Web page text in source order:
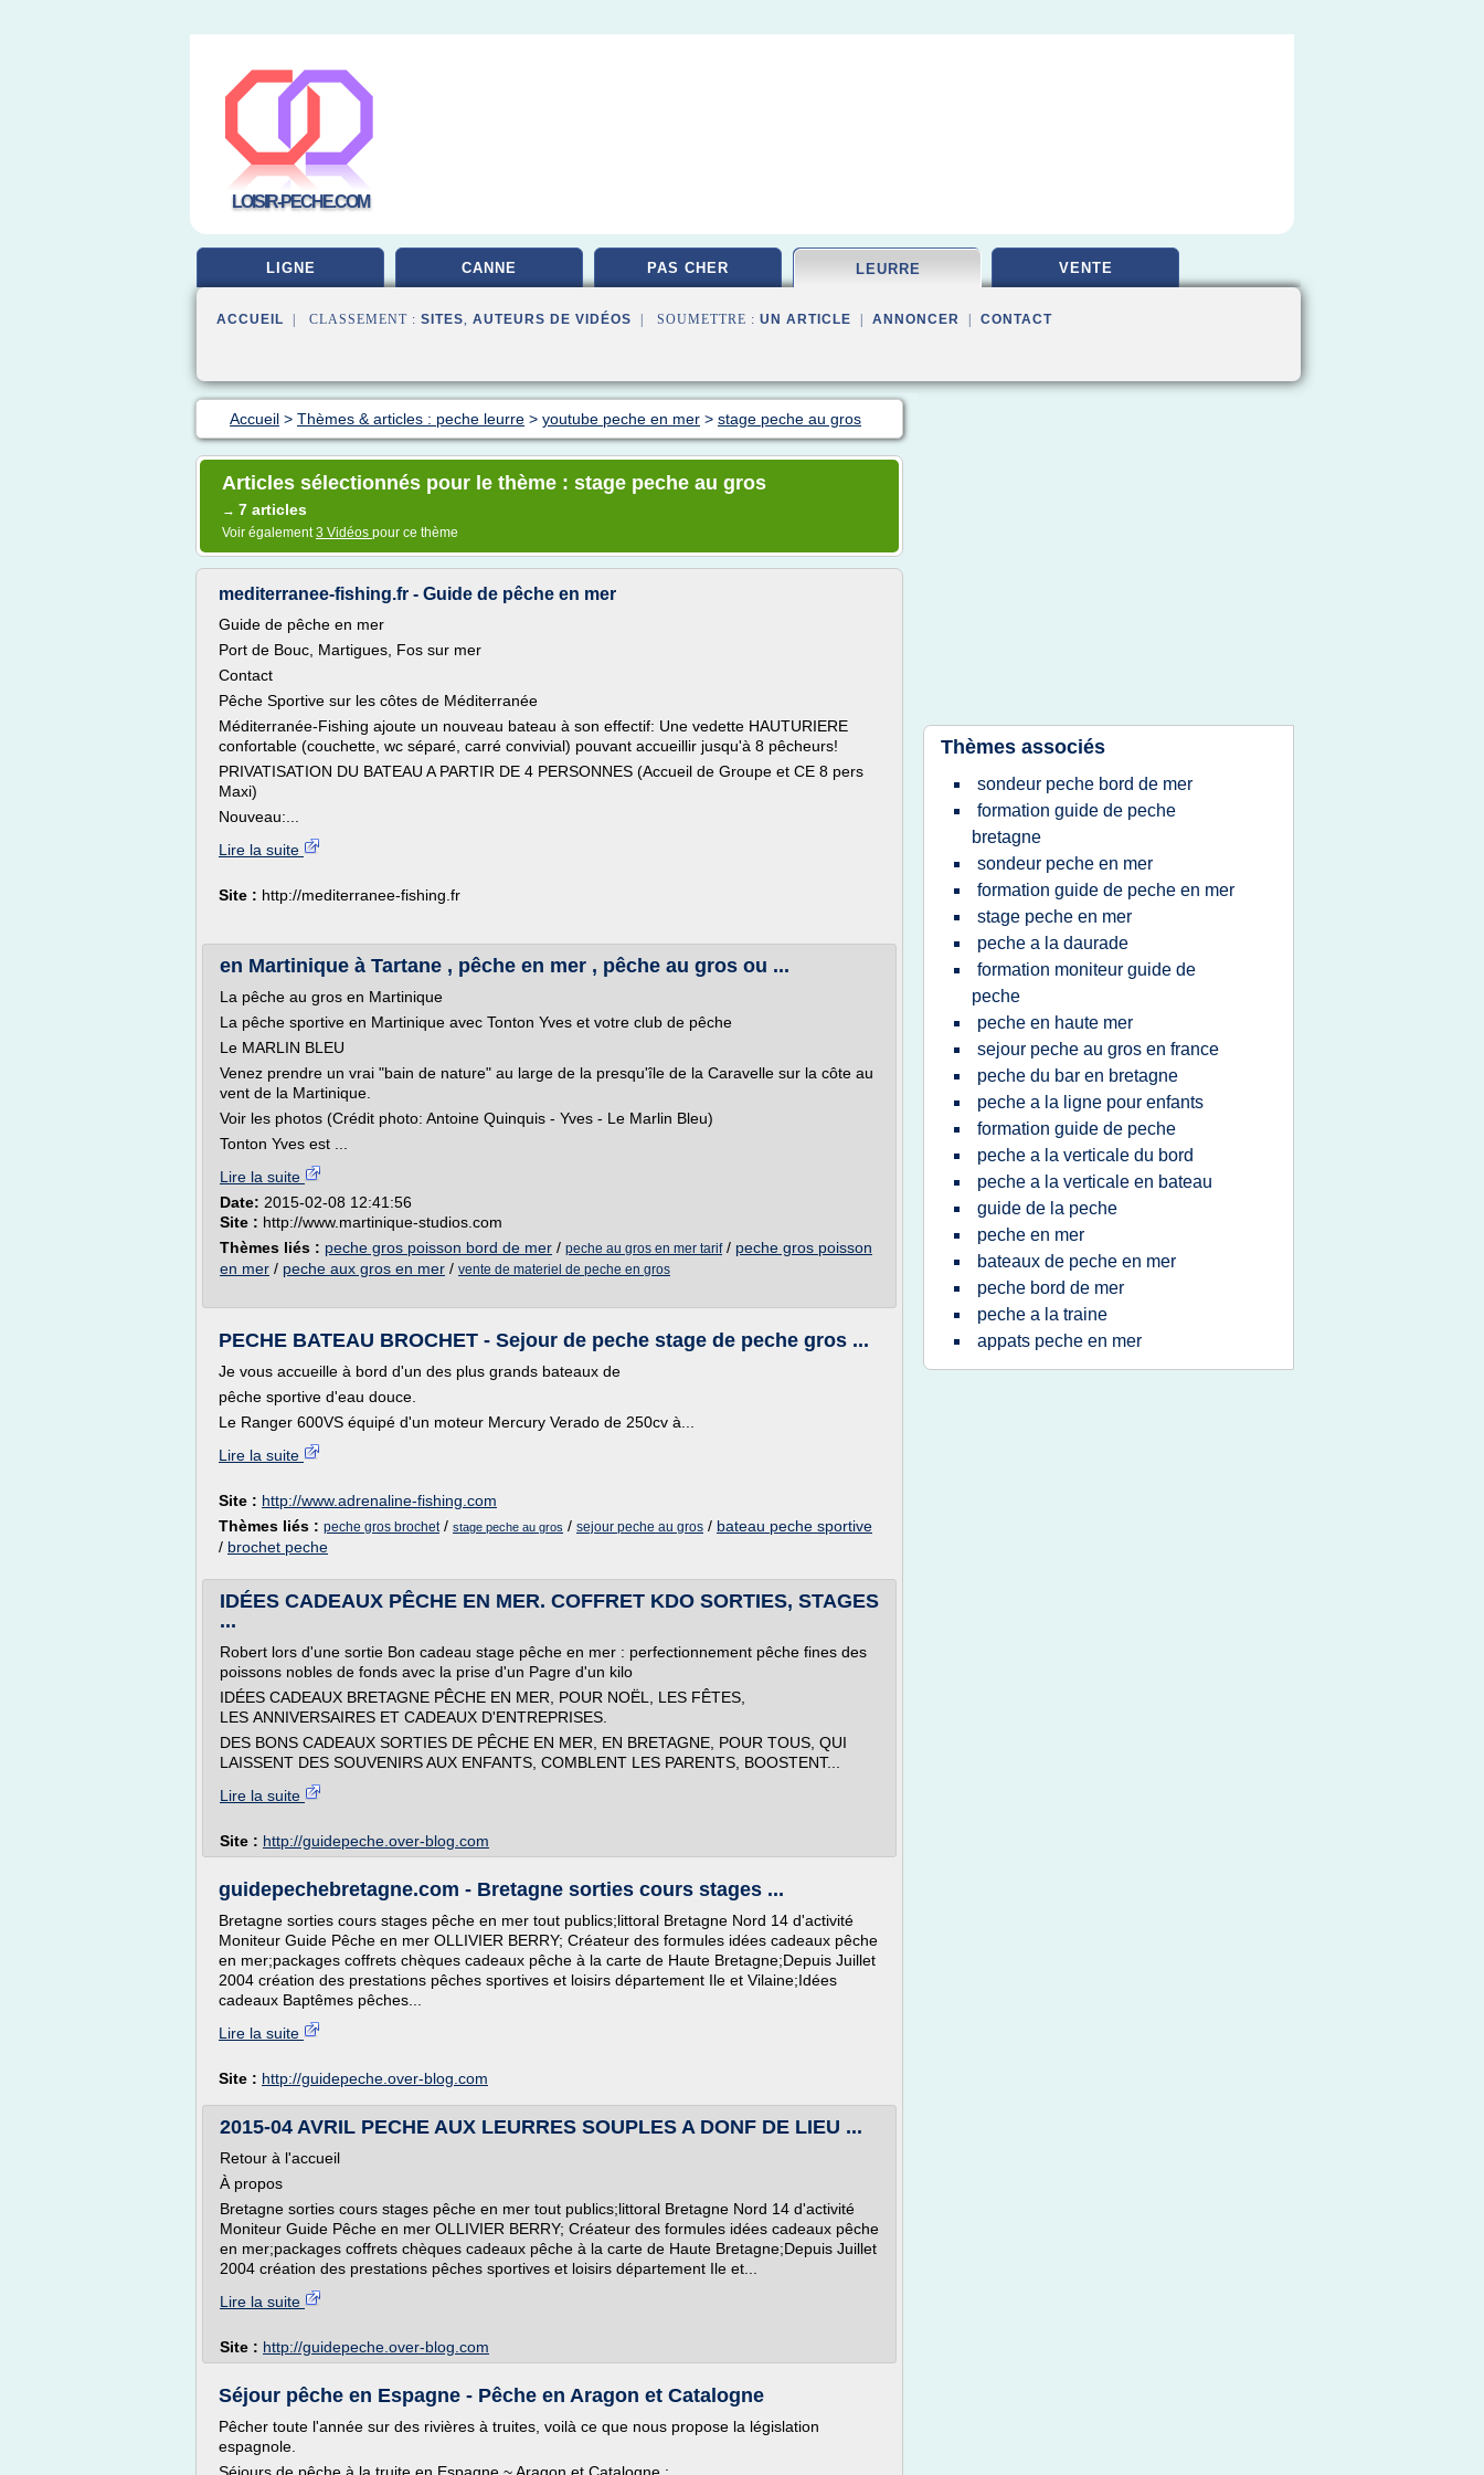
LOISIR-PECHE.COM
LIGNE CANNE PAS CHER LEURRE VENTE
ACCUEIL | CLASSEMENT : SITES, AUTEURS DE VIDÉOS | SOUMETTRE : UN ARTICLE ANNONCER CONTACT
Accueil > Thèmes & articles : peche leurre > youtube peche en mer > stage peche au gros
Articles sélectionnés pour le thème : stage peche au gros
→ 7 articles
Voir également3 Vidéos pour ce thème
mediterranee-fishing.fr - Guide de pêche en mer
Guide de pêche en mer
Port de Bouc, Martigues, Fos sur mer
Contact
Pêche Sportive sur les côtes de Méditerranée
Méditerranée-Fishing ajoute un nouveau bateau à son effectif: Une vedette HAUTURIERE
confortable (couchette, wc séparé, carré convivial) pouvant accueillir jusqu'à 8 pêcheurs!
PRIVATISATION DU BATEAU A PARTIR DE 4 PERSONNES (Accueil de Groupe et CE 8 pers
Maxi)
Nouveau:...
Lire la suite
Site : http://mediterranee-fishing.fr
en Martinique à Tartane , pêche en mer , pêche au gros ou ...
La pêche au gros en Martinique
La pêche sportive en Martinique avec Tonton Yves et votre club de pêche
Le MARLIN BLEU
Venez prendre un vrai "bain de nature" au large de la presqu'île de la Caravelle sur la côte au
vent de la Martinique.
Voir les photos (Crédit photo: Antoine Quinquis - Yves - Le Marlin Bleu)
Tonton Yves est ...
Lire la suite
Date: 2015-02-08 12:41:56
Site : http://www.martinique-studios.com
Thèmes liés : peche gros poisson bord de mer / peche au gros en mer tarif/ peche gros poisson
en mer / peche aux gros en mer / vente de materiel de peche en gros
PECHE BATEAU BROCHET - Sejour de peche stage de peche gros ...
Je vous accueille à bord d'un des plus grands bateaux de
pêche sportive d'eau douce.
Le Ranger 600VS équipé d'un moteur Mercury Verado de 250cv à...
Lire la suite
Site : http://www.adrenaline-fishing.com
Thèmes liés : peche gros brochet/ stage peche au gros / sejour peche au gros / bateau peche sportive
/ brochet peche
IDÉES CADEAUX PÊCHE EN MER. COFFRET KDO SORTIES, STAGES
...
Robert lors d'une sortie Bon cadeau stage pêche en mer : perfectionnement pêche fines des
poissons nobles de fonds avec la prise d'un Pagre d'un kilo
IDÉES CADEAUX BRETAGNE PÊCHE EN MER, POUR NOËL, LES FÊTES,
LES ANNIVERSAIRES ET CADEAUX D'ENTREPRISES.
DES BONS CADEAUX SORTIES DE PÊCHE EN MER, EN BRETAGNE, POUR TOUS, QUI
LAISSENT DES SOUVENIRS AUX ENFANTS, COMBLENT LES PARENTS, BOOSTENT...
Lire la suite
Site : http://guidepeche.over-blog.com
guidepechebretagne.com - Bretagne sorties cours stages ...
Bretagne sorties cours stages pêche en mer tout publics;littoral Bretagne Nord 14 d'activité
Moniteur Guide Pêche en mer OLLIVIER BERRY; Créateur des formules idées cadeaux pêche
en mer;packages coffrets chèques cadeaux pêche à la carte de Haute Bretagne;Depuis Juillet
2004 création des prestations pêches sportives et loisirs département Ile et Vilaine;Idées
cadeaux Baptêmes pêches...
Lire la suite
Site : http://guidepeche.over-blog.com
2015-04 AVRIL PECHE AUX LEURRES SOUPLES A DONF DE LIEU ...
Retour à l'accueil
À propos
Bretagne sorties cours stages pêche en mer tout publics;littoral Bretagne Nord 14 d'activité
Moniteur Guide Pêche en mer OLLIVIER BERRY; Créateur des formules idées cadeaux pêche
en mer;packages coffrets chèques cadeaux pêche à la carte de Haute Bretagne;Depuis Juillet
2004 création des prestations pêches sportives et loisirs département Ile et...
Lire la suite
Site : http://guidepeche.over-blog.com
Séjour pêche en Espagne - Pêche en Aragon et Catalogne
Pêcher toute l'année sur des rivières à truites, voilà ce que nous propose la législation
espagnole.
Thèmes associés
sondeur peche bord de mer
formation guide de peche
bretagne
sondeur peche en mer
formation guide de peche en mer
stage peche en mer
peche a la daurade
formation moniteur guide de
peche
peche en haute mer
sejour peche au gros en france
peche du bar en bretagne
peche a la ligne pour enfants
formation guide de peche
peche a la verticale du bord
peche a la verticale en bateau
guide de la peche
peche en mer
bateaux de peche en mer
peche bord de mer
peche a la traine
appats peche en mer